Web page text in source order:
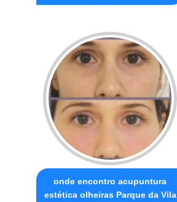
onde encontro acupuntura
estética olheiras Parque da Vila